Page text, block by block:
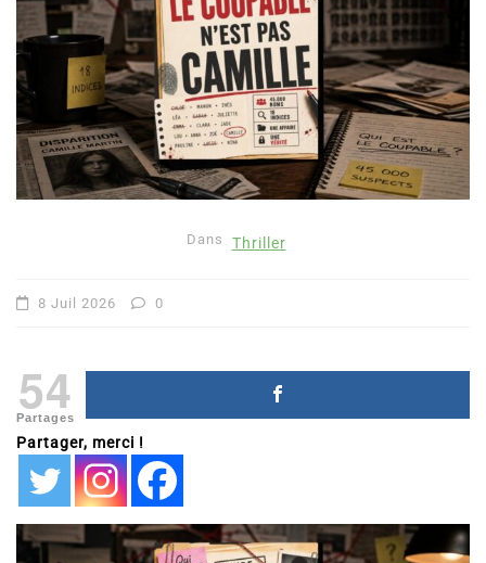
Dans Thriller
8 Juil 2026 0
54
Partages
Partager, merci !